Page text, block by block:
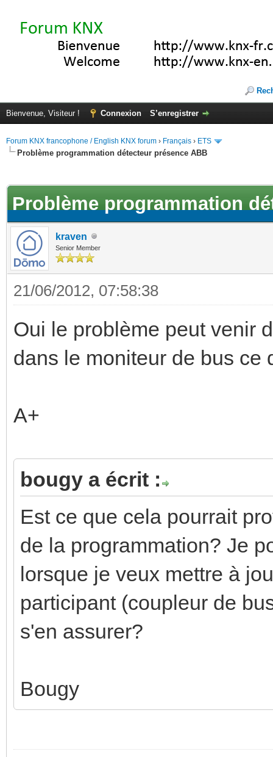
Bienvenue, Visiteur ! Connexion S’enregistrer
Forum KNX francophone / English KNX forum › Français › ETS
Problème programmation détecteur présence ABB
Problème programmation
kraven
Senior Member
21/06/2012, 07:58:38
Oui le problème peut venir
dans le moniteur de bus ce
A+
bougy a écrit :
Est ce que cela pourrait
de la programmation? Je
lorsque je veux mettre à
participant (coupleur de
s'en assurer?
Bougy